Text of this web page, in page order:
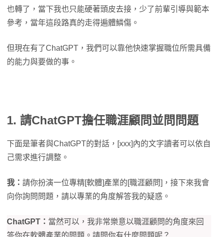
也轉了，當下我也只能硬著頭皮去接，少了前輩引導與範本
參考，當年這段路真的走得遍體鱗傷。
但現在有了ChatGPT，我們可以靠他快速掌握職位所需具備
的能力與要做的事。
1. 請ChatGPT擔任職涯顧問並問問題
下面是筆者與ChatGPT的對話，[xxx]內的文字讀者可以依自
己需求進行調整。
我： 請你扮演一位專精[軟體]產業的[職涯顧問]，接下來我會
向你詢問問題，請以專業的角度解答我的疑惑。
ChatGPT： 當然可以，我非常樂意以職涯顧問的角度來回
答你在軟體產業的問題。請問你有什麼問題呢？